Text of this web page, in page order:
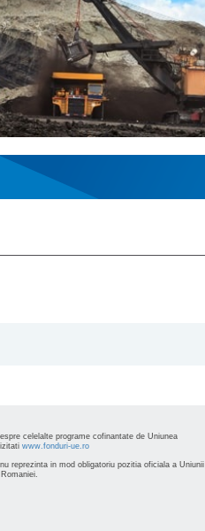
celelalte programe cofinantate de Uniunea
www.fonduri-ue.ro
reprezinta in mod obligatoriu pozitia oficiala a Uniunii